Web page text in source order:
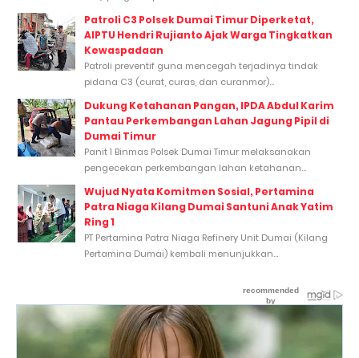
Patroli C3 Polsek Dumai Timur Diperketat,
AIPTU Hendri Rujianto Ajak Warga Tingkatkan
Kewaspadaan
Patroli preventif guna mencegah terjadinya tindak
pidana C3 (curat, curas, dan curanmor)...
Dukung Ketahanan Pangan, IPDA Abdul Karim
Pantau Perkembangan Lahan Jagung Pipil di
Dumai Timur
Panit 1 Binmas Polsek Dumai Timur melaksanakan
pengecekan perkembangan lahan ketahanan...
Wujud Nyata Komitmen Sosial, Pertamina
Patra Niaga Kilang Dumai Santuni Anak Yatim
Ring 1
PT Pertamina Patra Niaga Refinery Unit Dumai (Kilang
Pertamina Dumai) kembali menunjukkan...